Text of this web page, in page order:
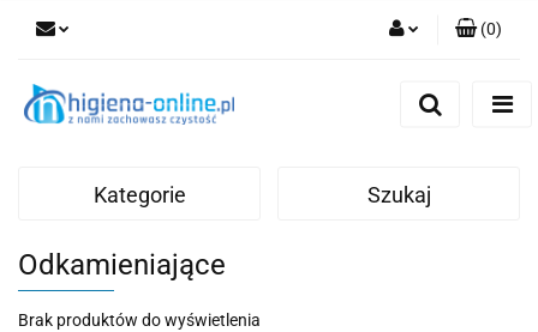
(0)
Kategorie Szukaj
Odkamieniające
Brak produktów do wyświetlenia